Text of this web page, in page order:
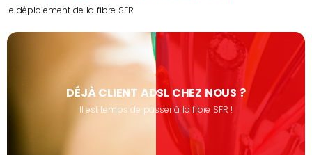
le déploiement de la fibre SFR
DÉJÀ CLIENT ADSL CHEZ NOUS ?
Il est temps de passer à la fibre SFR !